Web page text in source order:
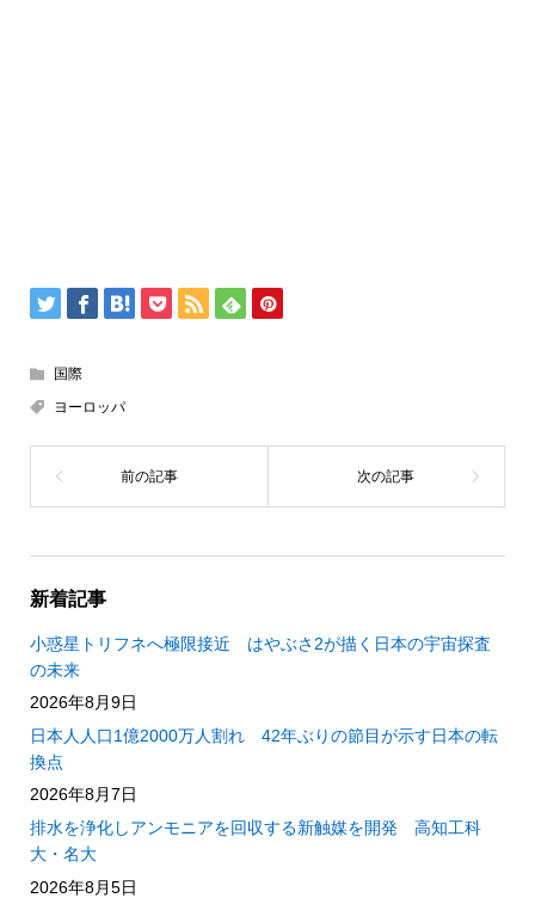
国際
ヨーロッパ
新着記事
小惑星トリフネへ極限接近 はやぶさ2が描く日本の宇宙探査
の未来
2026年8月9日
日本人人口1億2000万人割れ 42年ぶりの節目が示す日本の転
換点
2026年8月7日
排水を浄化しアンモニアを回収する新触媒を開発 高知工科
大・名大
2026年8月5日